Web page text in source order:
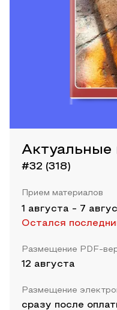
Актуальные
#32 (318)
Прием материалов
1 августа - 7
Остался
Размещение PDF-
12 августа
Размещение
сразу после